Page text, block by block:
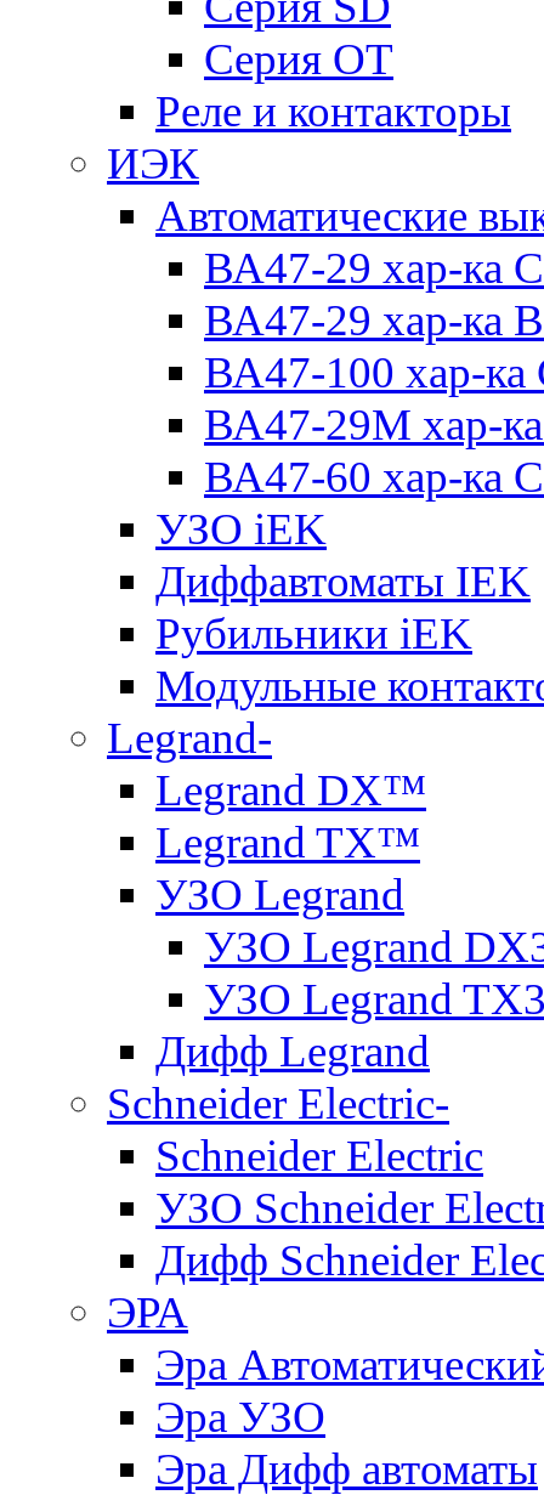
Серия ОТ
Реле и контакторы
ИЭК
Автоматические
ВА47-29 хар-ка C
ВА47-29 хар-ка B
ВА47-100 хар-ка
ВА47-29M хар-
ВА47-60 хар-ка C
УЗО iEK
Диффавтоматы IEK
Рубильники iEK
Модульные
Legrand-
Legrand DX™
Legrand TX™
УЗО Legrand
УЗО Legrand
УЗО Legrand
Дифф Legrand
Schneider Electric-
Schneider Electric
УЗО Schneider
Дифф Schneider
ЭРА
Эра
Эра УЗО
Эра Дифф автоматы